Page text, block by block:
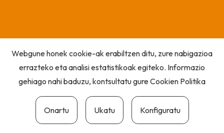
Webgune honek cookie-ak erabiltzen ditu, zure nabigazioa
errazteko eta analisi estatistikoak egiteko. Informazio
gehiago nahi baduzu, kontsultatu gureCookien Politika
Onartu Ukatu Konfiguratu